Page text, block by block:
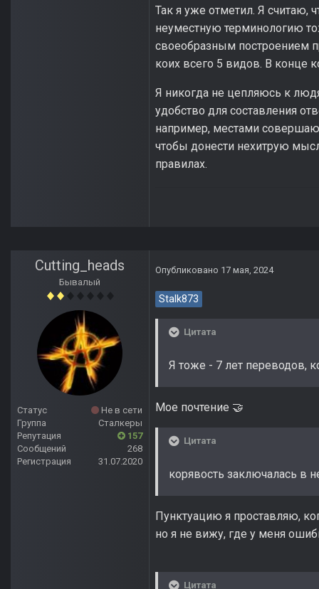
Так я уже отметил. Я считаю,
неуместную терминологию
своеобразным построением
коих всего 5 видов. В конце
Я никогда не цепляюсь к
удобство для составления
например, местами совершаю
чтобы донести нехитрую
правилах.
Cutting_heads
Бывалый
Статус
Не в сети
Группа
Сталкеры
Репутация
157
Сообщений
268
Регистрация
31.07.2020
Опубликовано 17 мая, 2024
Stalk873
Цитата
Я тоже - 7 лет переводов,
Мое почтение 🤝
Цитата
корявость заключалась в
Пунктуацию я проставляю,
но я не вижу, где у меня
Цитата